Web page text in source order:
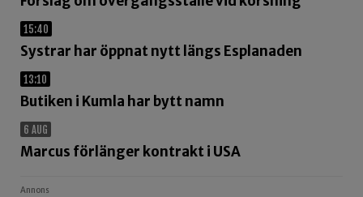
15:40
Systrar har öppnat nytt längs Esplanaden
13:10
Butiken i Kumla har bytt namn
6 AUG
Marcus förlänger kontrakt i USA
Annons